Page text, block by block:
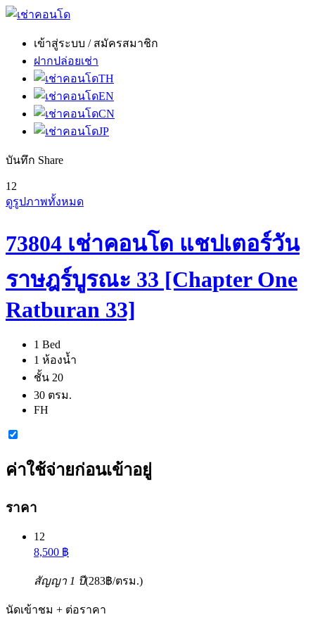
เข้าสู่ระบบ / สมัครสมาชิก
ฝากปล่อยเช่า
TH
EN
CN
JP
บันทึก Share
12
ดูรูปภาพทั้งหมด
73804 เช่าคอนโด แชปเตอร์วัน
ราษฎร์บูรณะ 33 [Chapter One
Ratburan 33]
1 Bed
1 ห้องน้ำ
ชั้น 20
30 ตรม.
FH
ค่าใช้จ่ายก่อนเข้าอยู่
ราคา
12
8,500 ฿
สัญญา 1 ปี(283฿/ตรม.)
นัดเข้าชม + ต่อราคา